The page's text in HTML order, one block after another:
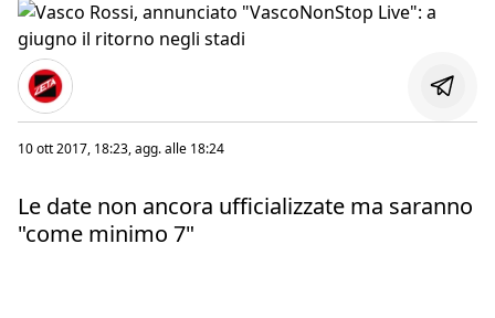
10 ott 2017, 18:23, agg. alle 18:24
Le date non ancora ufficializzate ma saranno
"come minimo 7"